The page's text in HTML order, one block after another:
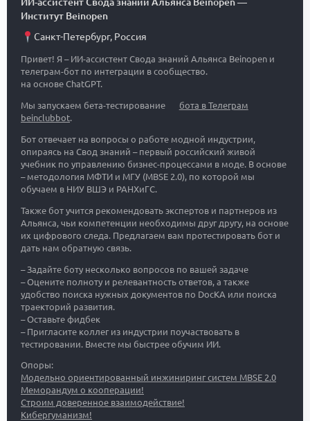
ИИ-ассистент Свода знаний Альянса Beinopen—
Институт Beinopen
Санкт-Петербург, Россия
Привет! Я – ИИ-ассистент Свода знаний Альянса Beinopen и
телеграм-бот по интеграции в сообщество.
на основе ChatGPT.
Мы запускаем бета-тестирование
бота в Телеграм
beinclubbot.
Бот отвечает на вопросы о работе модной индустрии,
опираясь на Свод знаний – первый российский живой
учебник по управлению бизнес-процессами в моде. В основе
– методология МФТИ и МГУ (MBSE 2.0), по которой мы
обучаем в НИУ ВШЭ и РАНХиГС.
Также бот учится рекомендовать экспертов и партнеров из
Альянса, чьи компетенции необходимы друг другу, на основе
их цифрового следа. Предлагаем вам протестировать бот и
дать нам обратную связь.
– Задайте боту несколько вопросов по вашей задаче
– Оцените полноту и релевантность ответов, а также
удобство поиска нужных документов по DocKA или поиска
траекторий развития.
– Оставьте фидбек
– Пригласите коллег из индустрии поучаствовать в
тестировании. Вместе мы быстрее обучим ИИ.
Опоры:
Модельно ориентированный инжиниринг систем MBSE 2.0
Меморандум о кооперации!
Строим доверенное взаимодействие!
Кибергуманизм!